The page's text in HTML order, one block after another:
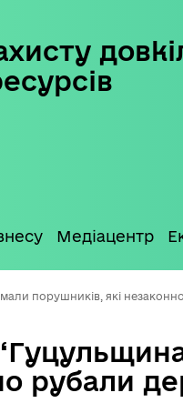
Медіацентр
порушників, які
рубали